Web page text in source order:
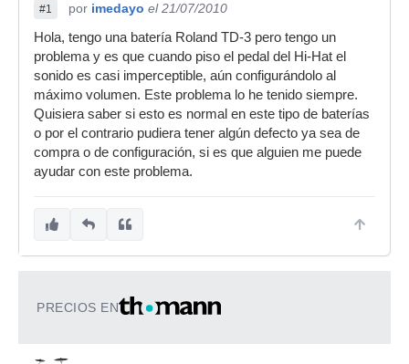
#1 por imedayo el 21/07/2010
Hola, tengo una batería Roland TD-3 pero tengo un
problema y es que cuando piso el pedal del Hi-Hat el
sonido es casi imperceptible, aún configurándolo al
máximo volumen. Este problema lo he tenido siempre.
Quisiera saber si esto es normal en este tipo de baterías
o por el contrario pudiera tener algún defecto ya sea de
compra o de configuración, si es que alguien me puede
ayudar con este problema.
PRECIOS EN